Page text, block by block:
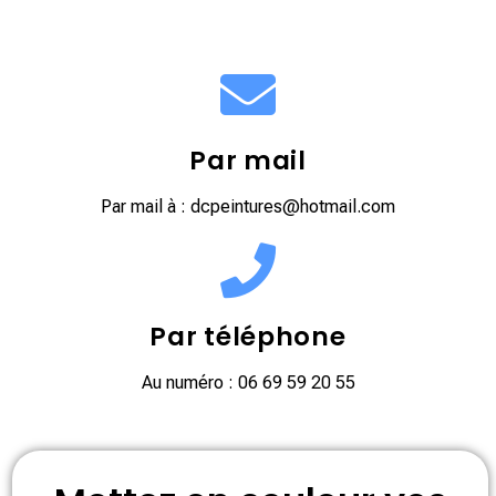
Par mail
Par mail à : dcpeintures@hotmail.com
Par téléphone
Au numéro : 06 69 59 20 55